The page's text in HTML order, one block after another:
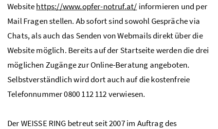
Websitehttps://www.opfer-notruf.at/ informieren und per
Mail Fragen stellen. Ab sofort sind sowohl Gespräche via
Chats, als auch das Senden von Webmails direkt über die
Website möglich. Bereits auf der Startseite werden die drei
möglichen Zugänge zur Online-Beratung angeboten.
Selbstverständlich wird dort auch auf die kostenfreie
Telefonnummer 0800 112 112 verwiesen.
Der WEISSE RING betreut seit 2007 im Auftrag des